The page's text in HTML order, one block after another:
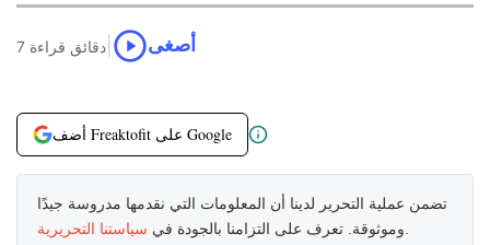
7 دقائق قراءة أصغى
أضف Freaktofit على Google
تضمن عملية التحرير لدينا أن المعلومات التي نقدمها مدروسة جيدًا
وموثوقة. تعرف على التزامنا بالجودة في سياستنا التحريرية